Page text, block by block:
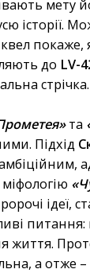
мету
історії.
покаже,
до LV-
стрічка.
та
Підхід
ідеї,
життя.
а отже